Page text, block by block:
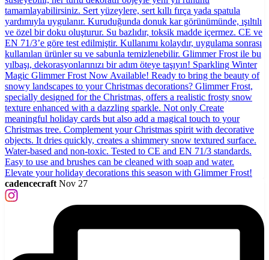
cadencecraft Nov 27